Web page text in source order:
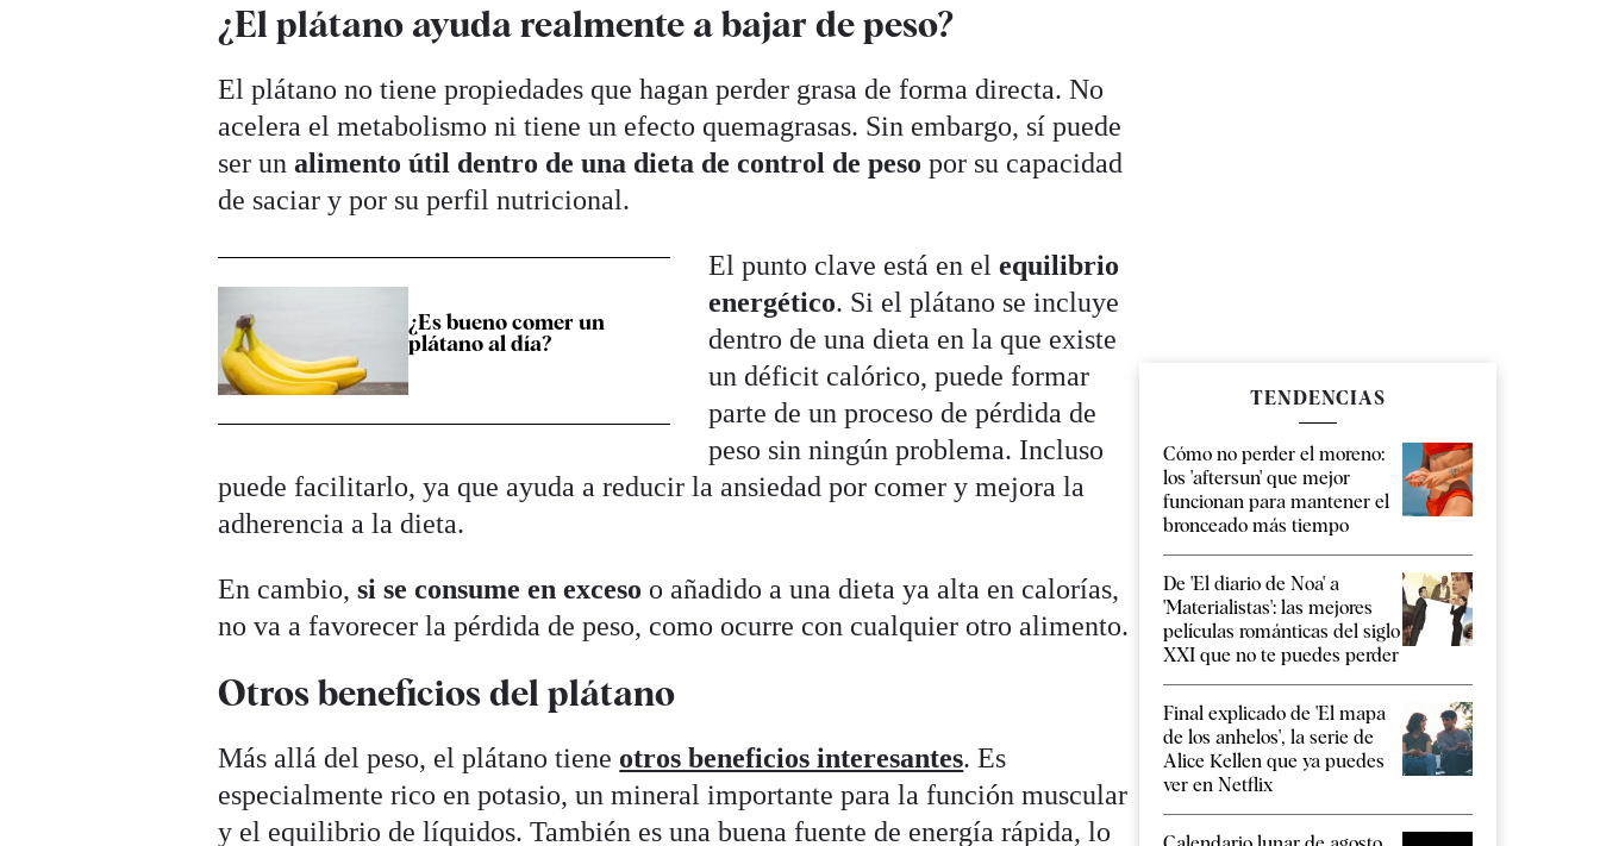
¿El plátano ayuda realmente a bajar de peso?
El plátano no tiene propiedades que hagan perder grasa de forma directa. No
acelera el metabolismo ni tiene un efecto quemagrasas. Sin embargo, sí puede
ser unalimento útil dentro de una dieta de control de peso por su capacidad
de saciar y por su perfil nutricional.
¿Es bueno comer un
plátano al día?
El punto clave está en elequilibrio
energético. Si el plátano se incluye
dentro de una dieta en la que existe
un déficit calórico, puede formar
parte de un proceso de pérdida de
peso sin ningún problema. Incluso
puede facilitarlo, ya que ayuda a reducir la ansiedad por comer y mejora la
adherencia a la dieta.
En cambio,si se consume en exceso o añadido a una dieta ya alta en calorías,
no va a favorecer la pérdida de peso, como ocurre con cualquier otro alimento.
Otros beneficios del plátano
Más allá del peso, el plátano tiene otros beneficios interesantes. Es
especialmente rico en potasio, un mineral importante para la función muscular
y el equilibrio de líquidos. También es una buena fuente de energía rápida, lo
TENDENCIAS
Cómo no perder el moreno:
los 'aftersun' que mejor
funcionan para mantener el
bronceado más tiempo
De 'El diario de Noa' a
'Materialistas': las mejores
películas románticas del siglo
XXI que no te puedes perder
Final explicado de 'El mapa
de los anhelos', la serie de
Alice Kellen que ya puedes
ver en Netflix